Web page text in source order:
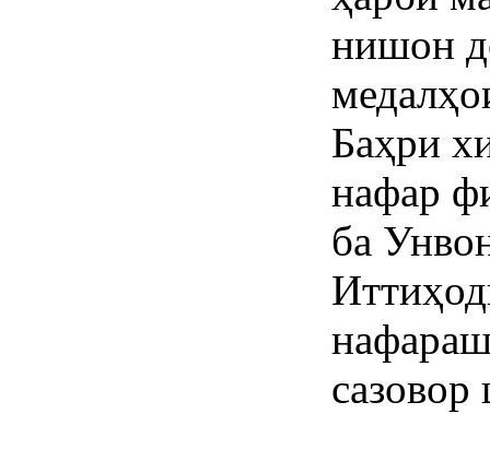
нишон
Баҳри
нафар
ба